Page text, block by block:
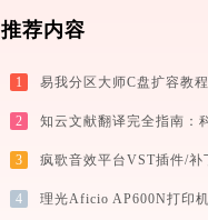
推荐内容
1 易我分区大师C盘扩容教程
2
3
4